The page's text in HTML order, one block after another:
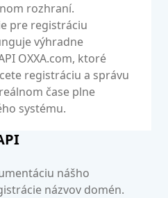
rozhraní.
pre registráciu
výhradne
OXXA.com, ktoré
registráciu a správu
čase plne
systému.
nášho
názvov domén.